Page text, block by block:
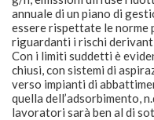
annuale di un piano di
essere rispettate le
riguardanti i rischi
Con i limiti suddetti è
chiusi, con sistemi di
verso impianti di
quella dell’adsorbimento,
lavoratori sarà ben al di